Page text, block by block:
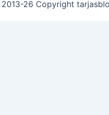
2013-26 Copyright